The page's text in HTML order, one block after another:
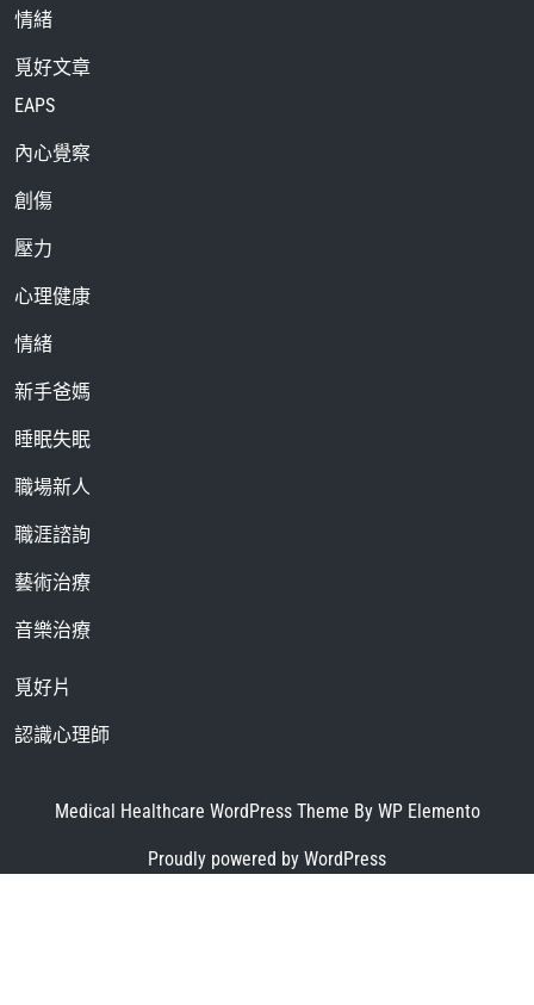
情緒
覓好文章
EAPS
內心覺察
創傷
壓力
心理健康
情緒
新手爸媽
睡眠失眠
職場新人
職涯諮詢
藝術治療
音樂治療
覓好片
認識心理師
Medical Healthcare WordPress Theme By WP Elemento
Proudly powered by WordPress